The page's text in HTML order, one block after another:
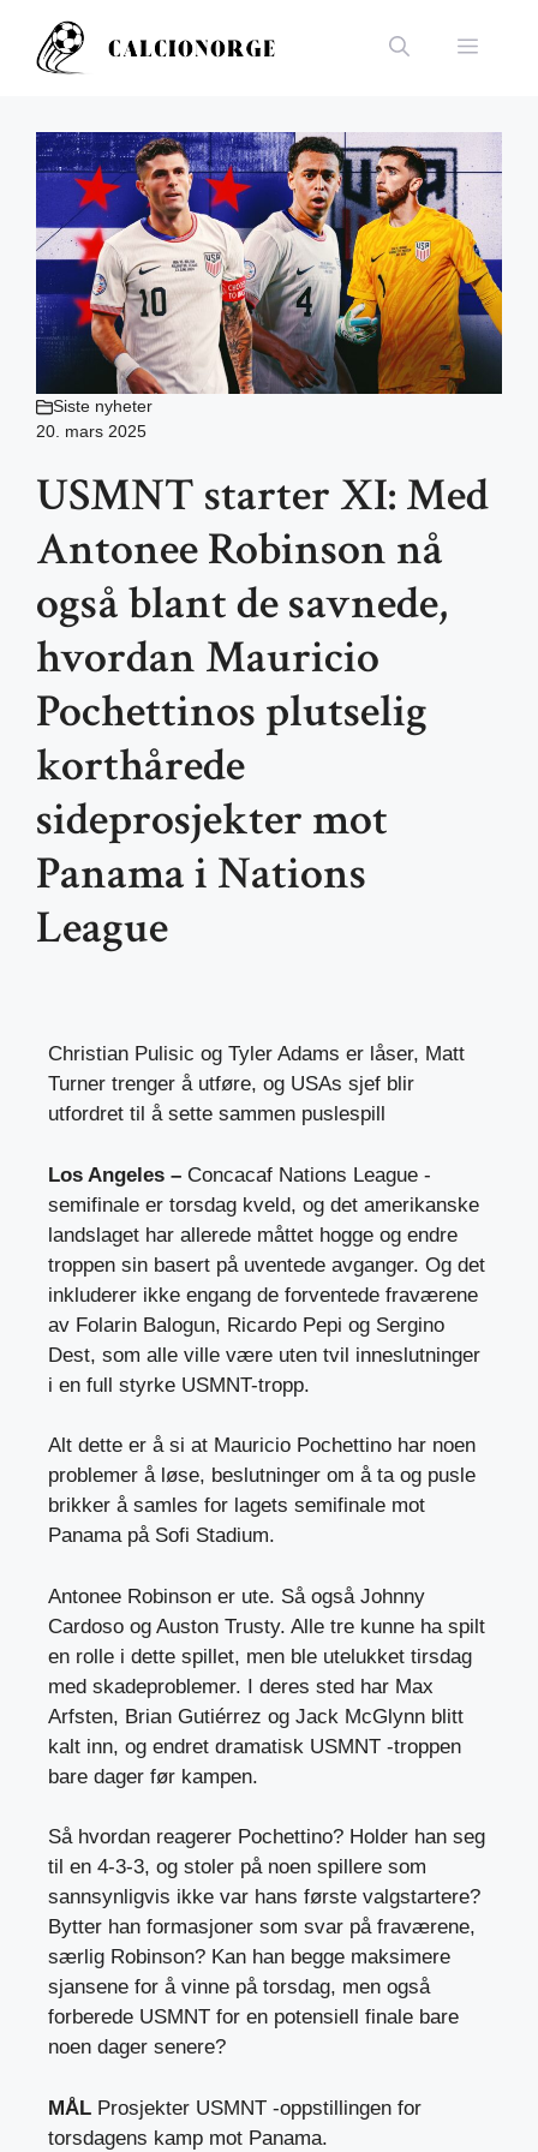
innhold
Meny
Siste nyheter
20. mars 2025
USMNT starter XI: Med
Antonee Robinson nå
også blant de savnede,
hvordan Mauricio
Pochettinos plutselig
korthårede
sideprosjekter mot
Panama i Nations
League
Christian Pulisic og Tyler Adams er låser, Matt
Turner trenger å utføre, og USAs sjef blir
utfordret til å sette sammen puslespill
Los Angeles – Concacaf Nations League -
semifinale er torsdag kveld, og det amerikanske
landslaget har allerede måttet hogge og endre
troppen sin basert på uventede avganger. Og det
inkluderer ikke engang de forventede fraværene
av Folarin Balogun, Ricardo Pepi og Sergino
Dest, som alle ville være uten tvil inneslutninger
i en full styrke USMNT-tropp.
Alt dette er å si at Mauricio Pochettino har noen
problemer å løse, beslutninger om å ta og pusle
brikker å samles for lagets semifinale mot
Panama på Sofi Stadium.
Antonee Robinson er ute. Så også Johnny
Cardoso og Auston Trusty. Alle tre kunne ha spilt
en rolle i dette spillet, men ble utelukket tirsdag
med skadeproblemer. I deres sted har Max
Arfsten, Brian Gutiérrez og Jack McGlynn blitt
kalt inn, og endret dramatisk USMNT -troppen
bare dager før kampen.
Så hvordan reagerer Pochettino? Holder han seg
til en 4-3-3, og stoler på noen spillere som
sannsynligvis ikke var hans første valgstartere?
Bytter han formasjoner som svar på fraværene,
særlig Robinson? Kan han begge maksimere
sjansene for å vinne på torsdag, men også
forberede USMNT for en potensiell finale bare
noen dager senere?
MÅL Prosjekter USMNT -oppstillingen for
torsdagens kamp mot Panama.